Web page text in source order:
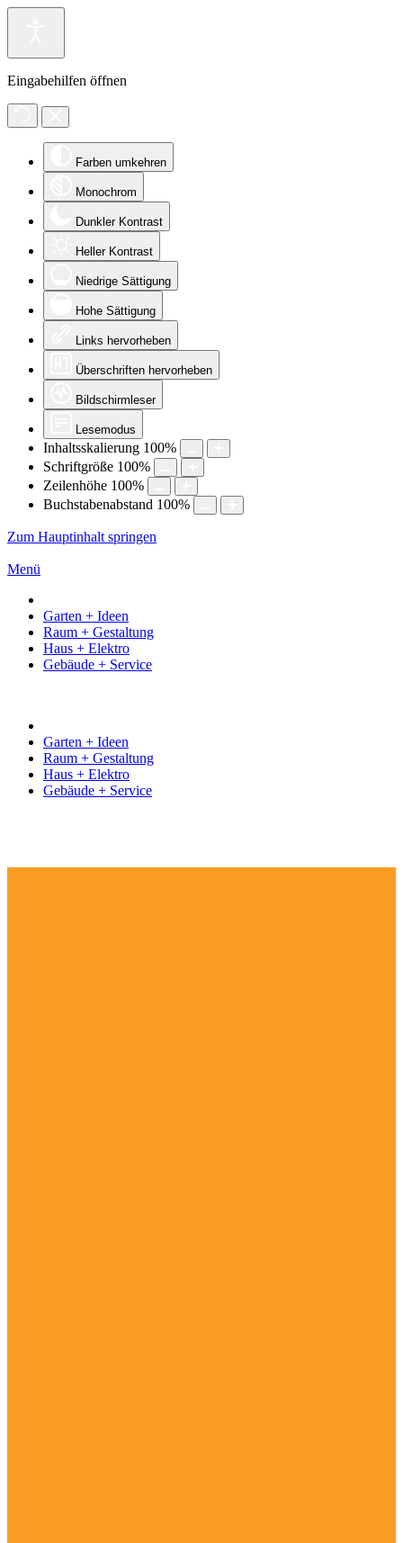
Eingabehilfen öffnen
Farben umkehren
Monochrom
Dunkler Kontrast
Heller Kontrast
Niedrige Sättigung
Hohe Sättigung
Links hervorheben
Überschriften hervorheben
Bildschirmleser
Lesemodus
Inhaltsskalierung 100%
Schriftgröße 100%
Zeilenhöhe 100%
Buchstabenabstand 100%
Zum Hauptinhalt springen
Menü
Garten + Ideen
Raum + Gestaltung
Haus + Elektro
Gebäude + Service
Garten + Ideen
Raum + Gestaltung
Haus + Elektro
Gebäude + Service